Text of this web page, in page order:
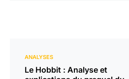
ANALYSES
Le Hobbit : Analyse et